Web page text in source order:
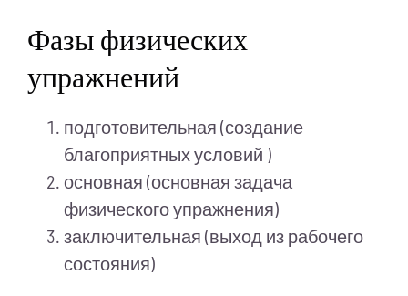
Фазы физических
упражнений
подготовительная (создание
благоприятных условий )
основная (основная задача
физического упражнения)
заключительная (выход из рабочего
состояния)